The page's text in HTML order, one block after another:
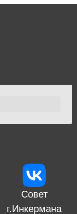
Совет
г.Инкермана